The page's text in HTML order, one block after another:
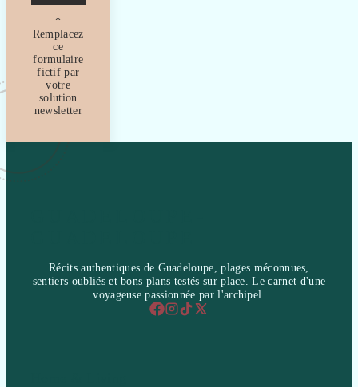
*
Remplacez
ce
formulaire
fictif par
votre
solution
newsletter
Récits authentiques de Guadeloupe, plages méconnues,
sentiers oubliés et bons plans testés sur place. Le carnet d'une
voyageuse passionnée par l'archipel.